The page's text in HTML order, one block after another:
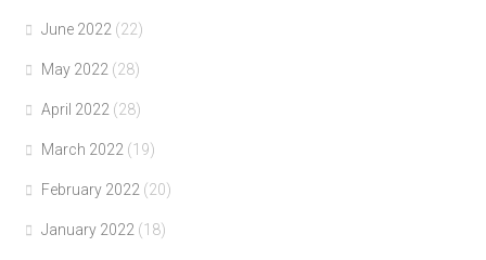
June 2022 (22)
May 2022 (28)
April 2022 (28)
March 2022 (19)
February 2022 (20)
January 2022 (18)